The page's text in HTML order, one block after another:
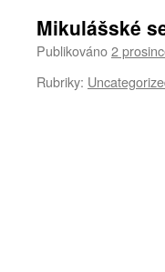
Mikulášské
Publikováno2
Rubriky: